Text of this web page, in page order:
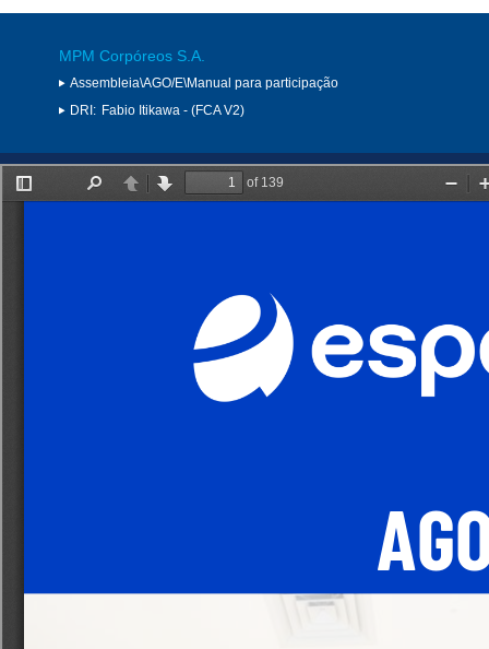
MPM Corpóreos S.A.
Assembleia\AGO/E\Manual para participação
DRI: Fabio Itikawa - (FCA V2)